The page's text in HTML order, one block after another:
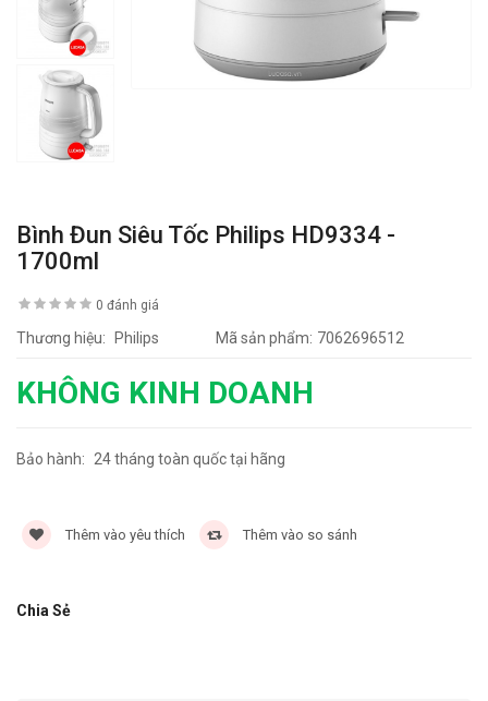
Bình Đun Siêu Tốc Philips HD9334 -
1700ml
0 đánh giá
Thương hiệu: Philips Mã sản phẩm: 7062696512
KHÔNG KINH DOANH
Bảo hành: 24 tháng toàn quốc tại hãng
Thêm vào yêu thích Thêm vào so sánh
Chia Sẻ